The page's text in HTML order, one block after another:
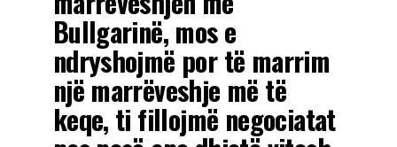
Bullgarinë, mos e
ndryshojmë por të marrim
një marrëveshje më të
keqe, ti fillojmë negociatat